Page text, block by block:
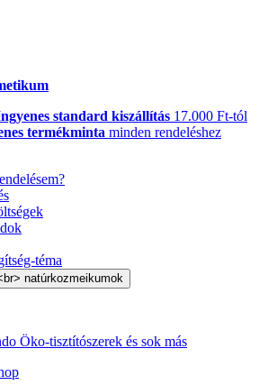
standard kiszállítás 17.000 Ft-tól
termékminta minden rendeléshez
téma
Öko-tisztítószerek és sok más